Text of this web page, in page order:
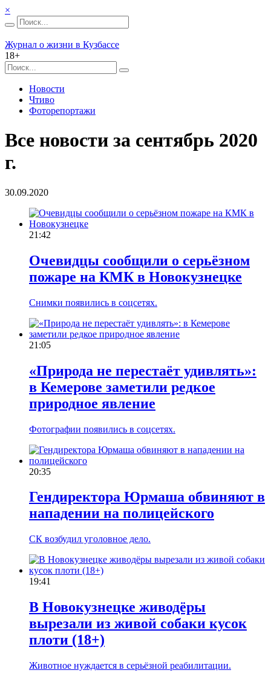
×
Журнал о жизни в Кузбассе
18+
Новости
Чтиво
Фоторепортажи
Все новости за сентябрь 2020
г.
30.09.2020
21:42
Очевидцы сообщили о серьёзном
пожаре на КМК в Новокузнецке
Снимки появились в соцсетях.
21:05
«Природа не перестаёт удивлять»:
в Кемерове заметили редкое
природное явление
Фотографии появились в соцсетях.
20:35
Гендиректора Юрмаша обвиняют в
нападении на полицейского
СК возбудил уголовное дело.
19:41
В Новокузнецке живодёры
вырезали из живой собаки кусок
плоти (18+)
Животное нуждается в серьёзной реабилитации.